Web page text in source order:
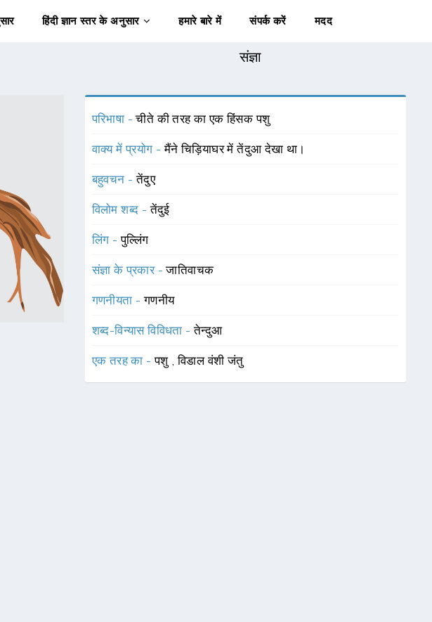
हिंदी ज्ञान स्तर के अनुसार हमारे बारे में संपर्क करें मदद
संज्ञा
परिभाषा -चीते की तरह का एक हिंसक पशु
वाक्य में प्रयोग -मैंने चिड़ियाघर में तेंदुआ देखा था।
बहुवचन -तेंदुए
विलोम शब्द -तेंदुई
लिंग -पुल्लिंग
संज्ञा के प्रकार -जातिवाचक
गणनीयता -गणनीय
शब्द-विन्यास विविधता -तेन्दुआ
एक तरह का -पशु ,विडाल वंशी जंतु